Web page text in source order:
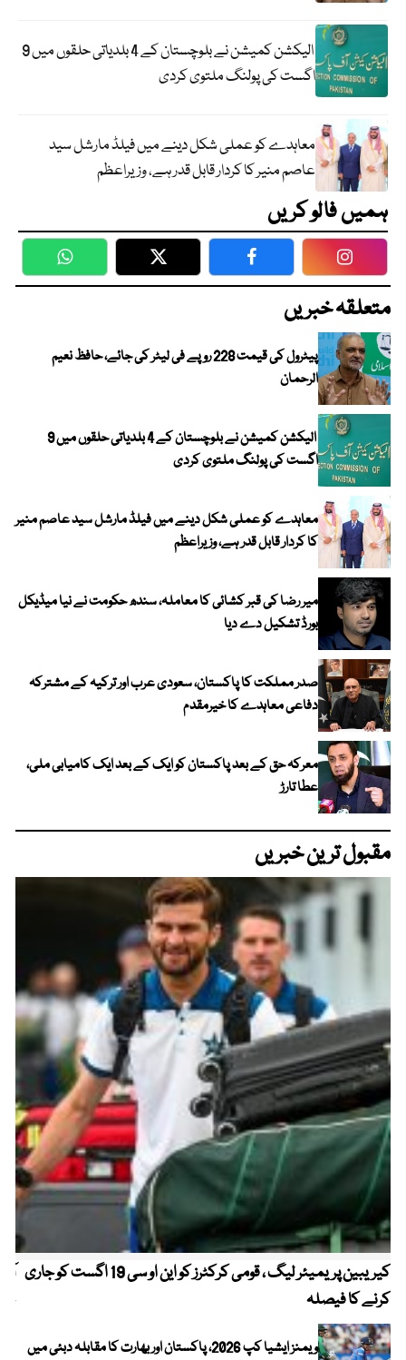
الیکشن کمیشن نے بلوچستان کے 4 بلدیاتی حلقوں میں 9
اگست کی پولنگ ملتوی کردی
معاہدے کو عملی شکل دینے میں فیلڈ مارشل سید
عاصم منیر کا کردار قابل قدر ہے، وزیراعظم
ہمیں فالو کریں
WhatsApp Twitter Facebook
متعلقہ خبریں
پیٹرول کی قیمت 228 روپے فی لیٹر کی جائے، حافظ نعیم
الرحمان
الیکشن کمیشن نے بلوچستان کے 4 بلدیاتی حلقوں میں 9
اگست کی پولنگ ملتوی کردی
معاہدے کو عملی شکل دینے میں فیلڈ مارشل سید عاصم منیر
کا کردار قابل قدر ہے، وزیراعظم
میر رضا کی قبر کشائی کا معاملہ، سندھ حکومت نے نیا میڈیکل
بورڈ تشکیل دے دیا
صدر مملکت کا پاکستان، سعودی عرب اور ترکیہ کے مشترکہ
دفاعی معاہدے کا خیرمقدم
معرکہ حق کے بعد پاکستان کو ایک کے بعد ایک کامیابی ملی،
عطا تارڑ
مقبول ترین خبریں
کیریبین پریمیئر لیگ ، قومی کرکٹرز کو این او سی 19 اگست کو جاری
کرنے کا فیصلہ
ویمنز ایشیا کپ 2026، پاکستان اور بھارت کا مقابلہ دبئی میں